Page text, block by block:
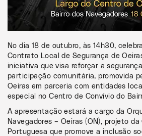
No dia 18 de outubro, às 14h30,
Contrato Local de Segurança de
iniciativa que visa reforçar a
participação comunitária, promovida
Oeiras em parceria com entidades
especial no Centro de Convívio do
A apresentação estará a cargo da
Navegadores – Oeiras (ON), projeto
Portuguesa que promove a inclusão